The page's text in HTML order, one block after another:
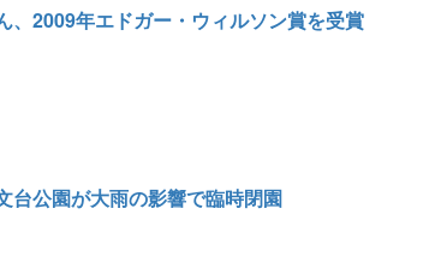
、2009年エドガー・ウィルソン賞を受賞
台公園が大雨の影響で臨時閉園